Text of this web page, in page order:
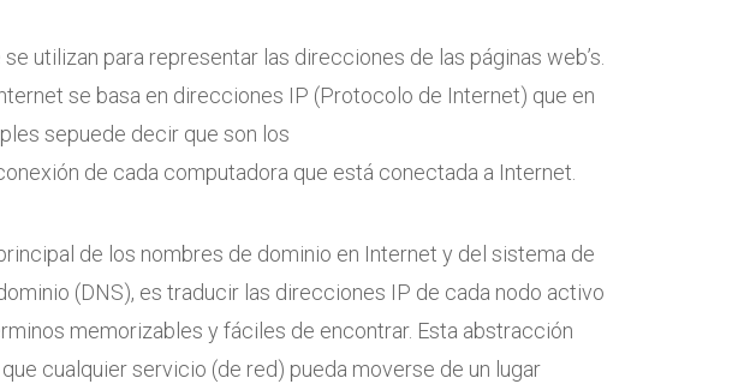
utilizan para representar las direcciones de las páginas web’s.
se basa en direcciones IP (Protocolo de Internet) que en
sepuede decir que son los
de cada computadora que está conectada a Internet.
de los nombres de dominio en Internet y del sistema de
(DNS), es traducir las direcciones IP de cada nodo activo
memorizables y fáciles de encontrar. Esta abstracción
cualquier servicio (de red) pueda moverse de un lugar